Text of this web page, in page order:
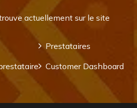
actuellement sur le site
Prestataires
Customer Dashboard